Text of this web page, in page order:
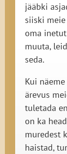
jääbki
siiski
oma
muuta,
seda.
Kui
ärevus
tuletada
on ka
muredest
haistad,